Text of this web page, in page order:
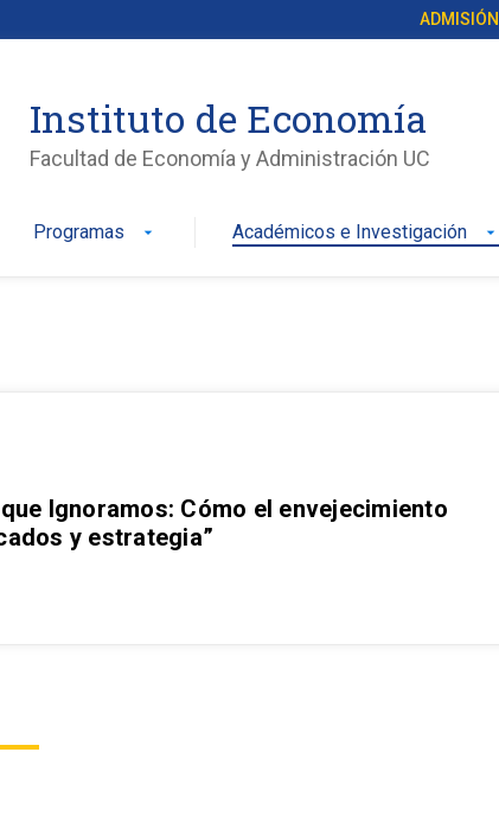
ADMISIÓN
Instituto de Economía
Facultad de Economía y Administración UC
Programas arrow_drop_down Académicos e Investigación arrow_drop_down
Ignoramos: Cómo el envejecimiento
y estrategia”